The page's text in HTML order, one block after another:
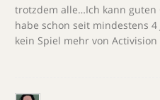
trotzdem alle…Ich kann guten
habe schon seit mindestens
kein Spiel mehr von Activision